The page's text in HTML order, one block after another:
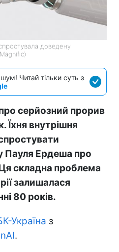
доведену
Читай тільки суть з
серйозний прорив
Їхня внутрішня
Пауля Ердеша про
Ця складна проблема
залишалася
80 років.
Україна з
.